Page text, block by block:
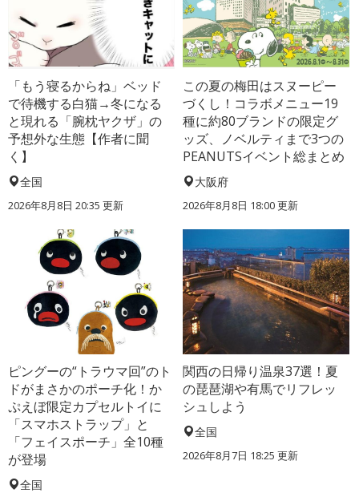
「もう寝るからね」ベッド
で待機する白猫→冬になる
と現れる「腕枕ヤクザ」の
予想外な生態【作者に聞
く】
全国
2026年8月8日 20:35 更新
この夏の梅田はスヌーピー
づくし！コラボメニュー19
種に約80ブランドの限定グ
ッズ、ノベルティまで3つの
PEANUTSイベント総まとめ
大阪府
2026年8月8日 18:00更新
ピングーの“トラウマ回”のト
ドがまさかのポーチ化！か
ぷえぼ限定カプセルトイに
「スマホストラップ」と
「フェイスポーチ」全10種
が登場
全国
関西の日帰り温泉37選！夏
の琵琶湖や有馬でリフレッ
シュしよう
全国
2026年8月7日 18:25 更新